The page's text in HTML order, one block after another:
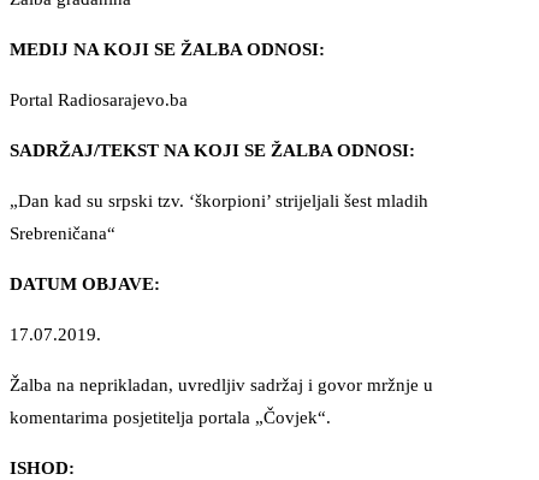
MEDIJ NA KOJI SE ŽALBA ODNOSI:
Portal Radiosarajevo.ba
SADRŽAJ/TEKST NA KOJI SE ŽALBA ODNOSI:
„Dan kad su srpski tzv. ‘škorpioni’ strijeljali šest mladih
Srebreničana“
DATUM OBJAVE:
17.07.2019.
Žalba na neprikladan, uvredljiv sadržaj i govor mržnje u
komentarima posjetitelja portala „Čovjek“.
ISHOD: